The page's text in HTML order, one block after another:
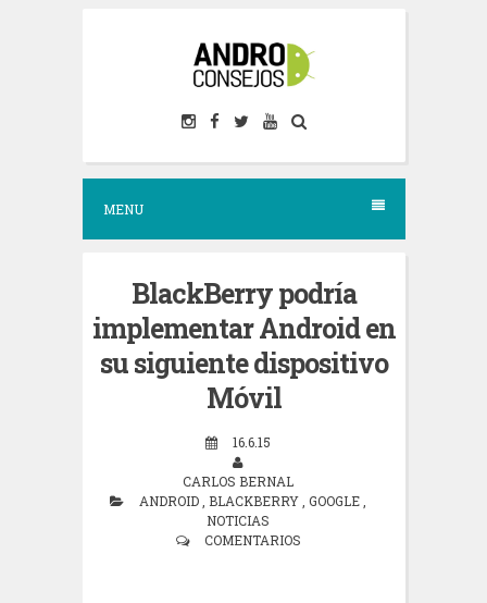
MENU
BlackBerry podría
implementar Android en
su siguiente dispositivo
Móvil
16.6.15
CARLOS BERNAL
ANDROID
BLACKBERRY GOOGLE
NOTICIAS
COMENTARIOS